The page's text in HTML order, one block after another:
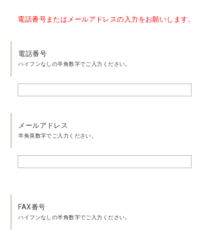
電話番号またはメールアドレスの入力をお願いします。
電話番号
ハイフンなしの半角数字でご入力ください。
メールアドレス
半角英数字でご入力ください。
FAX番号
ハイフンなしの半角数字でご入力ください。